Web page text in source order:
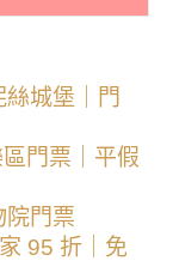
絲城堡｜門
門票｜平假
院門票
95 折｜免